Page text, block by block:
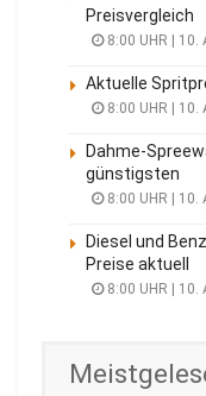
Preisvergleich
8:00 UHR | 10.
Aktuelle
8:00 UHR | 10.
Dahme-
günstigsten
8:00 UHR | 10.
Diesel und
Preise aktuell
8:00 UHR | 10.